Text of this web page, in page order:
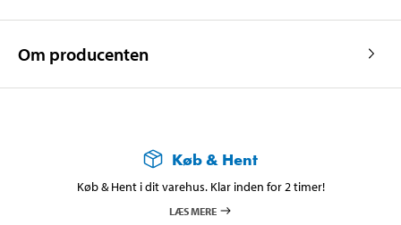
Om producenten
Køb & Hent
Køb & Hent i dit varehus. Klar inden for 2 timer!
LÆS MERE